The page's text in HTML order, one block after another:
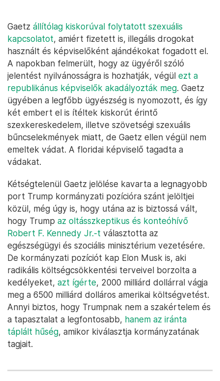
Gaetz állítólag kiskorúval folytatott szexuális
kapcsolatot, amiért fizetett is, illegális drogokat
használt és képviselőként ajándékokat fogadott el.
A napokban felmerült, hogy az ügyéről szóló
jelentést nyilvánosságra is hozhatják, végül ezt a
republikánus képviselők akadályozták meg. Gaetz
ügyében a legfőbb ügyészség is nyomozott, és így
két embert el is ítéltek kiskorút érintő
szexkereskedelem, illetve szövetségi szexuális
bűncselekmények miatt, de Gaetz ellen végül nem
emeltek vádat. A floridai képviselő tagadta a
vádakat.
Kétségtelenül Gaetz jelölése kavarta a legnagyobb
port Trump kormányzati pozícióra szánt jelöltjei
közül, még úgy is, hogy utána az is biztossá vált,
hogy Trump az oltásszkeptikus és konteóhívő
Robert F. Kennedy Jr.-t választotta az
egészségügyi és szociális minisztérium vezetésére.
De kormányzati pozíciót kap Elon Musk is, aki
radikális költségcsökkentési terveivel borzolta a
kedélyeket, azt ígérte, 2000 milliárd dollárral vágja
meg a 6500 milliárd dolláros amerikai költségvetést.
Annyi biztos, hogy Trumpnak nem a szakértelem és
a tapasztalat a legfontosabb, hanem az iránta
táplált hűség, amikor kiválasztja kormányzatának
tagjait.